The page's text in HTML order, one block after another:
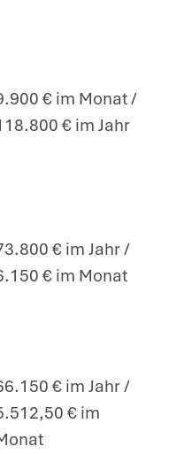
€ im Monat /
€ im Jahr
€ im Jahr /
€ im Monat
€ im Jahr /
€ im